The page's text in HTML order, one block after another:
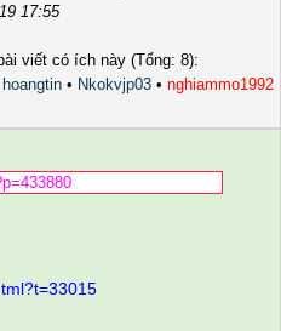
17:55
viết có ích này (Tổng: 8):
hoangtin • Nkokvjp03 • nghiammo1992